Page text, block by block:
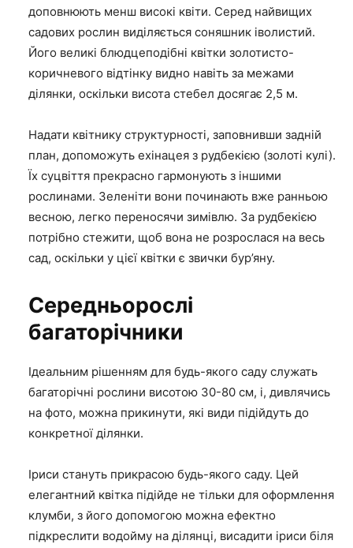
доповнюють менш високі квіти. Серед найвищих
садових рослин виділяється соняшник іволистий.
Його великі блюдцеподібні квітки золотисто-
коричневого відтінку видно навіть за межами
ділянки, оскільки висота стебел досягає 2,5 м.
Надати квітнику структурності, заповнивши задній
план, допоможуть ехінацея з рудбекією (золоті кулі).
Їх суцвіття прекрасно гармонують з іншими
рослинами. Зеленіти вони починають вже ранньою
весною, легко переносячи зимівлю. За рудбекією
потрібно стежити, щоб вона не розрослася на весь
сад, оскільки у цієї квітки є звички бур’яну.
Середньорослі
багаторічники
Ідеальним рішенням для будь-якого саду служать
багаторічні рослини висотою 30-80 см, і, дивлячись
на фото, можна прикинути, які види підійдуть до
конкретної ділянки.
Іриси стануть прикрасою будь-якого саду. Цей
елегантний квітка підійде не тільки для оформлення
клумби, з його допомогою можна ефектно
підкреслити водойму на ділянці, висадити іриси біля